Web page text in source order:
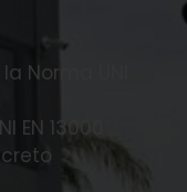
Norma UNI
EN 13000